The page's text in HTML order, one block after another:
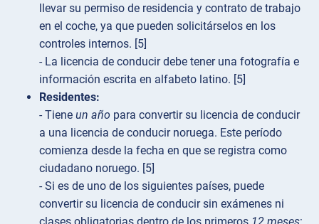
llevar su permiso de residencia y contrato de trabajo
en el coche, ya que pueden solicitárselos en los
controles internos. [5]
- La licencia de conducir debe tener una fotografía e
información escrita en alfabeto latino. [5]
Residentes:
- Tiene un año para convertir su licencia de conducir
a una licencia de conducir noruega. Este período
comienza desde la fecha en que se registra como
ciudadano noruego. [5]
- Si es de uno de los siguientes países, puede
convertir su licencia de conducir sin exámenes ni